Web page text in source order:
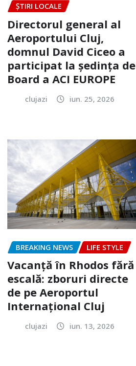
ȘTIRI LOCALE
Directorul general al
Aeroportului Cluj,
domnul David Ciceo a
participat la ședința de
Board a ACI EUROPE
clujazi iun. 25, 2026
BREAKING NEWS LIFE STYLE
Vacanță în Rhodos fără
escală: zboruri directe
de pe Aeroportul
Internațional Cluj
clujazi iun. 13, 2026